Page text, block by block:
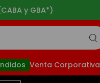
y GBA*)
Venta Corporativa